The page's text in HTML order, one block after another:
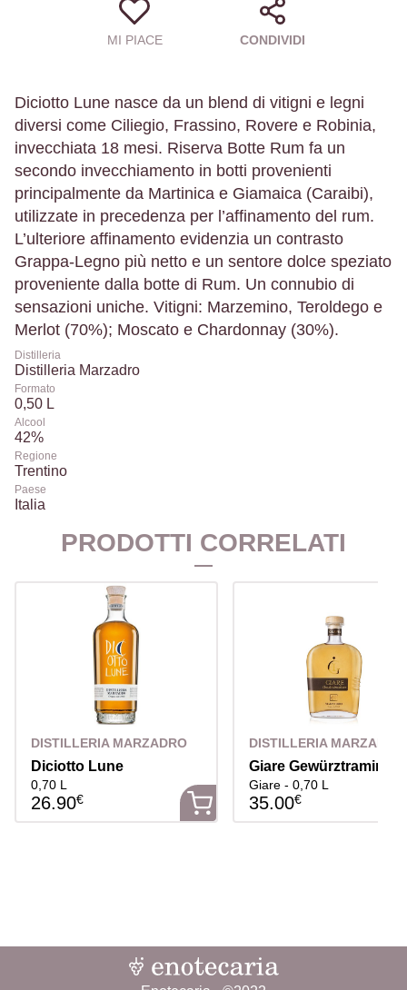
MI PIACE CONDIVIDI
Diciotto Lune nasce da un blend di vitigni e legni
diversi come Ciliegio, Frassino, Rovere e Robinia,
invecchiata 18 mesi. Riserva Botte Rum fa un
secondo invecchiamento in botti provenienti
principalmente da Martinica e Giamaica (Caraibi),
utilizzate in precedenza per l’affinamento del rum.
L’ulteriore affinamento evidenzia un contrasto
Grappa-Legno più netto e un sentore dolce speziato
proveniente dalla botte di Rum. Un connubio di
sensazioni uniche. Vitigni: Marzemino, Teroldego e
Merlot (70%); Moscato e Chardonnay (30%).
Distilleria
Distilleria Marzadro
Formato
0,50 L
Alcool
42%
Regione
Trentino
Paese
Italia
PRODOTTI CORRELATI
DISTILLERIA MARZADRO
Diciotto Lune
0,70 L
26.90€
DISTILLERIA MARZADRO
Giare Gewürztraminer
Giare - 0,70 L
35.00€